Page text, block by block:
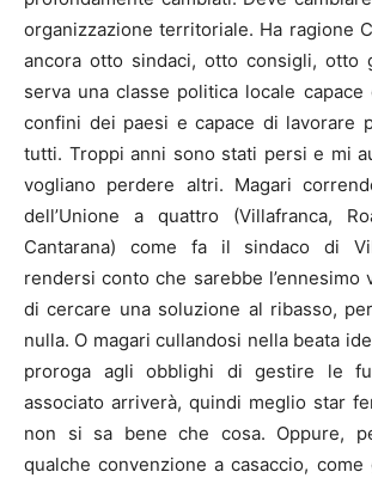
organizzazione territoriale. Ha ragione
ancora otto sindaci, otto consigli, otto
serva una classe politica locale
confini dei paesi e capace di lavorare
tutti. Troppi anni sono stati persi e mi
vogliano perdere altri. Magari
dell’Unione a quattro (Villafranca,
Cantarana) come fa il sindaco di
rendersi conto che sarebbe l’ennesimo
di cercare una soluzione al ribasso,
nulla. O magari cullandosi nella beata
proroga agli obblighi di gestire le
associato arriverà, quindi meglio star
non si sa bene che cosa. Oppure,
qualche convenzione a casaccio, come